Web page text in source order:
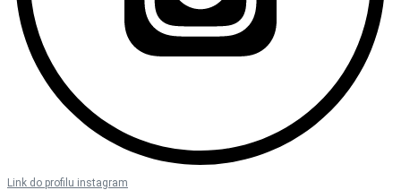
Link do profilu instagram